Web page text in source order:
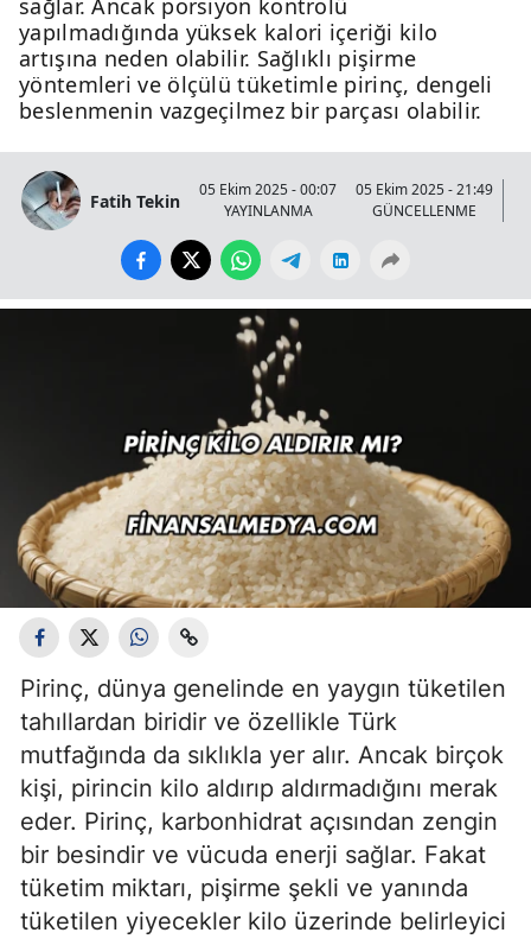
sağlar. Ancak porsiyon kontrolü
yapılmadığında yüksek kalori içeriği kilo
artışına neden olabilir. Sağlıklı pişirme
yöntemleri ve ölçülü tüketimle pirinç, dengeli
beslenmenin vazgeçilmez bir parçası olabilir.
Fatih Tekin
05 Ekim 2025 - 00:07
YAYINLANMA
05 Ekim 2025 - 21:49
GÜNCELLENME
Pirinç, dünya genelinde en yaygın tüketilen
tahıllardan biridir ve özellikle Türk
mutfağında da sıklıkla yer alır. Ancak birçok
kişi, pirincin kilo aldırıp aldırmadığını merak
eder. Pirinç, karbonhidrat açısından zengin
bir besindir ve vücuda enerji sağlar. Fakat
tüketim miktarı, pişirme şekli ve yanında
tüketilen yiyecekler kilo üzerinde belirleyici